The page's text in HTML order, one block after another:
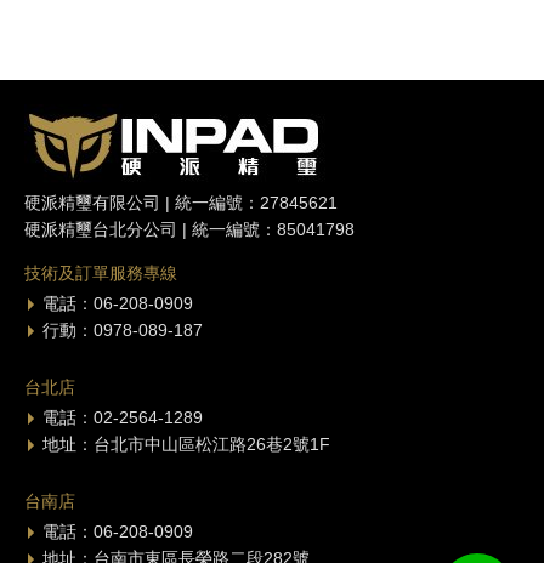
硬派精璽有限公司 | 統一編號：27845621
硬派精璽台北分公司 | 統一編號：85041798
技術及訂單服務專線
電話：06-208-0909
行動：0978-089-187
台北店
電話：02-2564-1289
地址：台北市中山區松江路26巷2號1F
台南店
電話：06-208-0909
地址：台南市東區長榮路二段282號